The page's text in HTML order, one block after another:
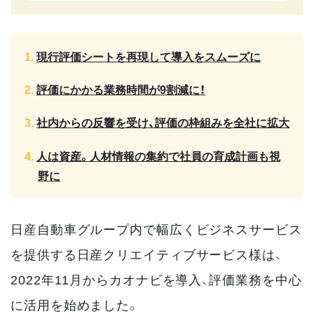
現行評価シートを再現して導入をスムーズに
評価にかかる業務時間が9割減に！
社内からの反響を受け、評価の枠組みを全社に拡大
人は資産。人材情報の集約で社員の育成計画も視
野に
日産自動車グループ内で幅広くビジネスサービス
を提供する日産クリエイティブサービス様は、
2022年11月からカオナビを導入、評価業務を中心
に活用を始めました。